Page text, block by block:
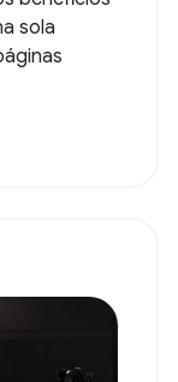
sola